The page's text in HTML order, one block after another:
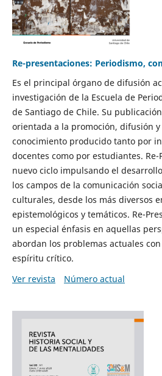
Re-presentaciones: Periodismo,
Es el principal órgano de difusión
investigación de la Escuela de
de Santiago de Chile. Su
orientada a la promoción, difusión
conocimiento producido tanto por
docentes como por estudiantes.
nuevo ciclo impulsando el
los campos de la comunicación
culturales, desde los más diversos
epistemológicos y temáticos. Re-
un especial énfasis en aquellas
abordan los problemas actuales
espíritu crítico.
Ver revista
Número actual